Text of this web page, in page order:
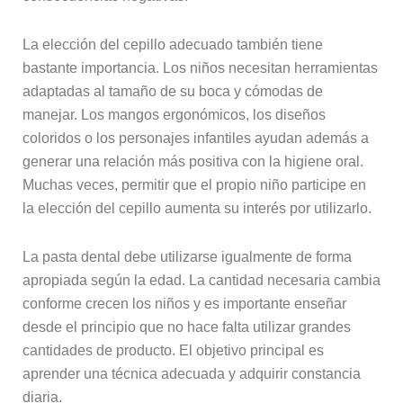
La elección del cepillo adecuado también tiene
bastante importancia. Los niños necesitan herramientas
adaptadas al tamaño de su boca y cómodas de
manejar. Los mangos ergonómicos, los diseños
coloridos o los personajes infantiles ayudan además a
generar una relación más positiva con la higiene oral.
Muchas veces, permitir que el propio niño participe en
la elección del cepillo aumenta su interés por utilizarlo.
La pasta dental debe utilizarse igualmente de forma
apropiada según la edad. La cantidad necesaria cambia
conforme crecen los niños y es importante enseñar
desde el principio que no hace falta utilizar grandes
cantidades de producto. El objetivo principal es
aprender una técnica adecuada y adquirir constancia
diaria.